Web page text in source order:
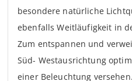
besondere natürliche
ebenfalls Weitläufigkeit in
Zum entspannen und
Süd- Westausrichtung
einer Beleuchtung versehen.